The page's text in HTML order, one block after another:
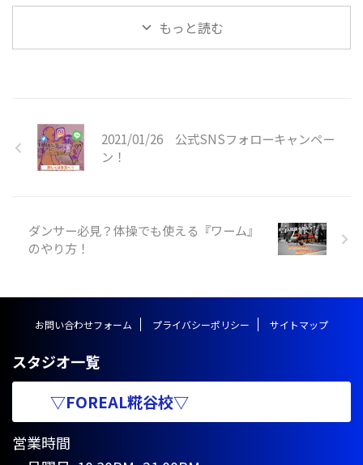
手したら一気に足を地面の方向 ...
用されているのをよく目にします
...
起きに関するトレーニングのご紹
介です。さまざまな跳ね起きの種
やアクロバットを用いる競技の中
で利用されることの多い技で、技
の形としては前方系の技に分類さ
れます。マットや床、地面で行わ
プリング https://y ...
もっと読む
2021/01/26 公式SNSフォローキャンペー
ン！
ダンサー必見？体操でも使える『ワーム』
のやり方！
お問い合わせフォーム プライバシーポリシー サイトマップ
スタジオ一覧
▽FOREAL糀谷校▽
営業時間